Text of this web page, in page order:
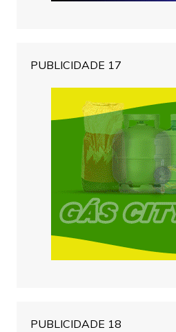
PUBLICIDADE 17
PUBLICIDADE 18